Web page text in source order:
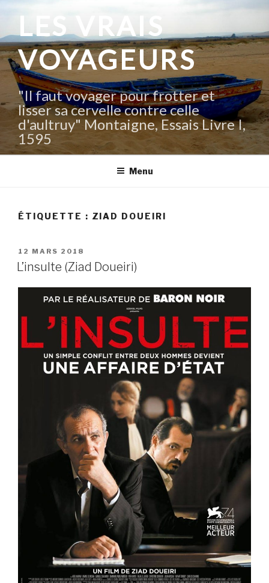
contenu
principal
LES VRAIS
VOYAGEURS
"Il faut voyager pour frotter et
lisser sa cervelle contre celle
d'aultruy" Montaigne, Essais Livre I,
1595
Menu
ÉTIQUETTE : ZIAD DOUEIRI
PUBLIÉ
LE
12 MARS 2018
L’insulte (Ziad Doueiri)